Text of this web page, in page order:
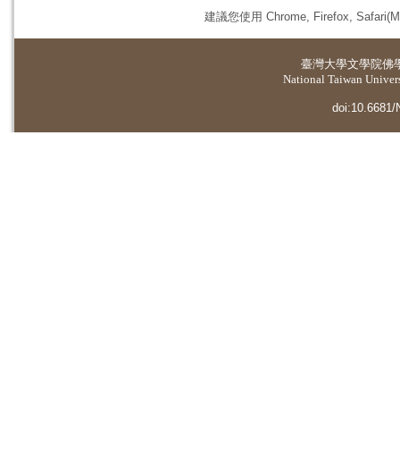
建議您使用 Chrome, Firefox,
臺灣大學文學院佛
National Taiwan
doi:10.6681/